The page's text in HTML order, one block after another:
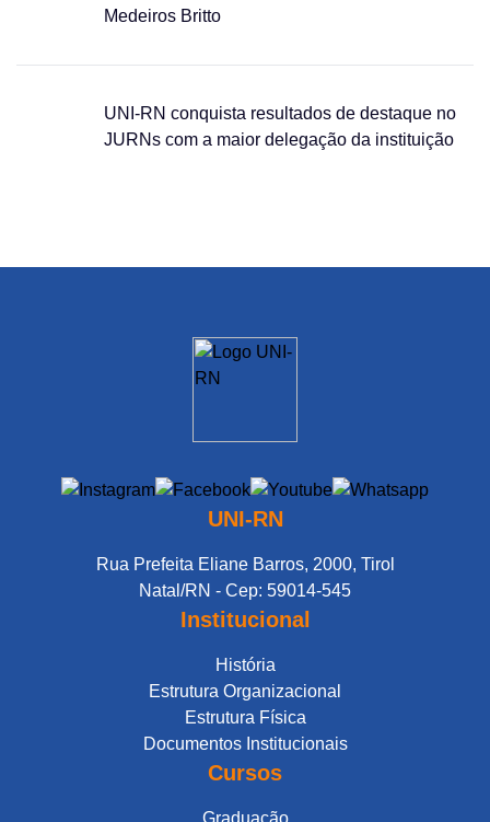
Medeiros Britto
UNI-RN conquista resultados de destaque no
JURNs com a maior delegação da instituição
UNI-RN
Rua Prefeita Eliane Barros, 2000, Tirol
Natal/RN - Cep: 59014-545
Institucional
História
Estrutura Organizacional
Estrutura Física
Documentos Institucionais
Cursos
Graduação